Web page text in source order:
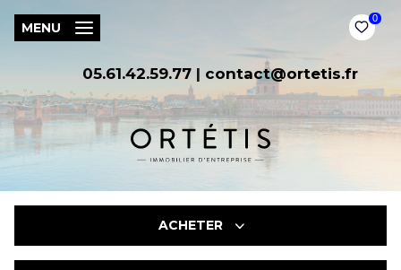
05.61.42.59.77 | contact@ortetis.fr
0
MENU
ACHETER